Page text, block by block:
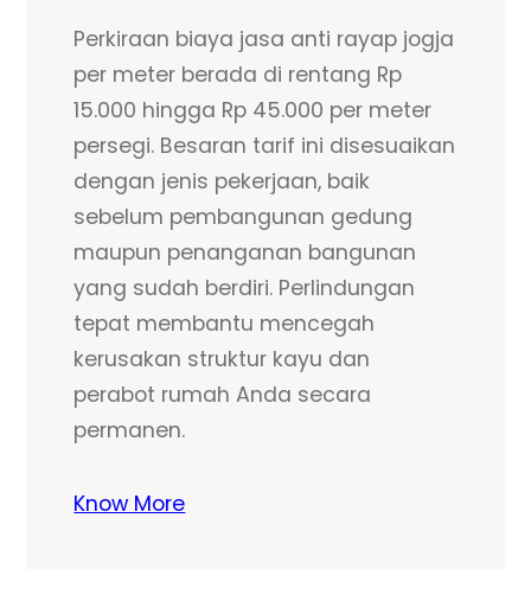
Perkiraan biaya jasa anti rayap jogja
per meter berada di rentang Rp
15.000 hingga Rp 45.000 per meter
persegi. Besaran tarif ini disesuaikan
dengan jenis pekerjaan, baik
sebelum pembangunan gedung
maupun penanganan bangunan
yang sudah berdiri. Perlindungan
tepat membantu mencegah
kerusakan struktur kayu dan
perabot rumah Anda secara
permanen.
Know More